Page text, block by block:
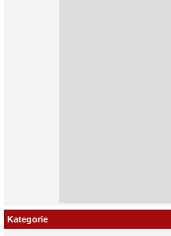
Kategorie